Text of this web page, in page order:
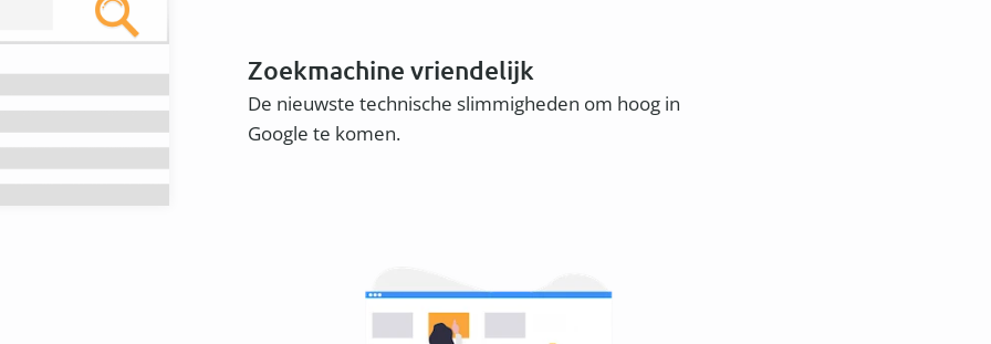
Zoekmachine vriendelijk
De nieuwste technische slimmigheden om hoog in
Google te komen.